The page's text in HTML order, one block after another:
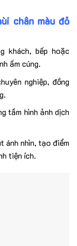
chân màu đỏ
khách, bếp hoặc
ấm cúng.
nghiệp, đồng
tầm hình ảnh dịch
ánh nhìn, tạo điểm
tiện ích.